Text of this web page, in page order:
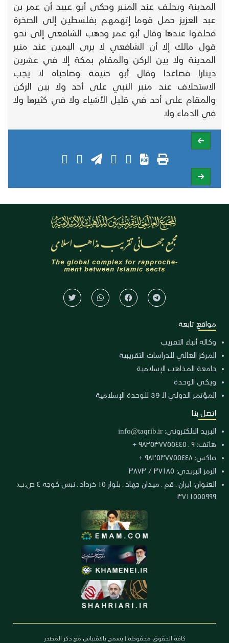
المدينة ويحلف عند المنبر وحكى أبو عبيد أن عمر بن
عبد العزيز حمل قوما إتهمهم بفلسطين إلى الصخرة
فحلفوا عندها وقال أبو عمر وذهب الشافعي إلى نحو
قول مالك إلا أن الشافعي لا يرى اليمين عند منبر
المدينة ولا بين الركن والمقام بمكة إلا في عشرين
دينارا فصاعدا وقال أبو حنيفة وصاحباه لا يجب
الاستحلاف عند منبر النبي على أحد ولا بين الركن
والمقام على أحد في قليل الأشياء ولا في كثيرها ولا
في الدماء ولا
مواقع تابعة
وكالة أنباء التقريب
المركز العالي للدراسات التقريبية
جامعة المذاهب الإسلامية
ويكي الوحدة
المؤتمر الدولي الـ 39 للوحدة الإسلامية
اتصل بنا
البريد الالكتروني: info@taqrib.ir
هاتف: ٩ ـ ٩٨٢٥٣٧٧٥٥٤٤٥ +
فاكس: ٩٨٢٥٣٧٧٥٥٤٤٨ +
الرمز البريدي: ٣٧١٨٥ / ٣٨٧٣
العنوان: ايران ـ قم ـ ميدان جهاد ـ بلوار ١٥ خرداد ـ نبش كوجه ٤ ص.ب:
٣٧١١٥٥٥٩٩٩
كافة الحقوق محفوظة | يسمح بالاقتباس مع ذكر المصدر